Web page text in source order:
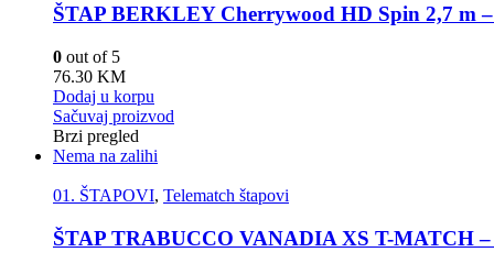
ŠTAP BERKLEY Cherrywood HD Spin 2,7 m –
0 out of 5
76.30 KM
Dodaj u korpu
Sačuvaj proizvod
Brzi pregled
Nema na zalihi
01. ŠTAPOVI, Telematch štapovi
ŠTAP TRABUCCO VANADIA XS T-MATCH –